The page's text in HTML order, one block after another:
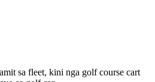
sa fleet, kini nga golf course cart